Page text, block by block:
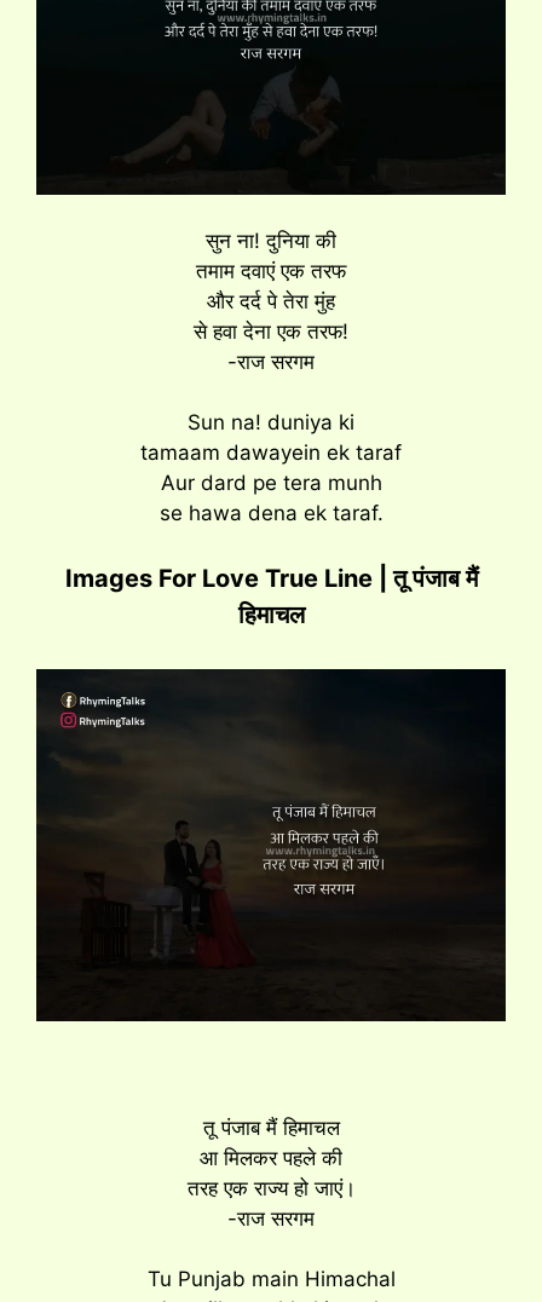
सुन ना! दुनिया की
तमाम दवाएं एक तरफ
और दर्द पे तेरा मुंह
से हवा देना एक तरफ!
-राज सरगम
Sun na! duniya ki
tamaam dawayein ek taraf
Aur dard pe tera munh
se hawa dena ek taraf.
Images For Love True Line | तू पंजाब मैं
हिमाचल
तू पंजाब मैं हिमाचल
आ मिलकर पहले की
तरह एक राज्य हो जाएं।
-राज सरगम
Tu Punjab main Himachal